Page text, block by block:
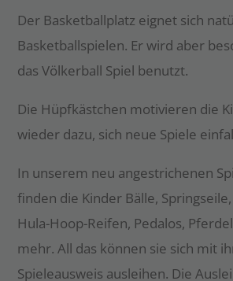
Der Basketballplatz eignet sich
Basketballspielen. Er wird aber
das Völkerball Spiel benutzt.
Die Hüpfkästchen motivieren die
wieder dazu, sich neue Spiele
In unserem neu angestrichenen
finden die Kinder Bälle,
Hula-Hoop-Reifen, Pedalos,
mehr. All das können sie sich mit
Spieleausweis ausleihen. Die